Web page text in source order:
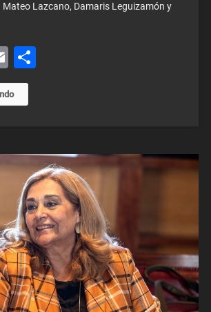
Mateo Lazcano, Damaris Leguizamón y
Email